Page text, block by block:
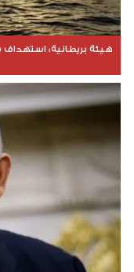
هيئة بريطانية: